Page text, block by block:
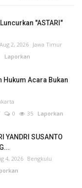
"ASTARI"
Aug 2, 2026 Jawa Timur
Laporkan
Hukum Acara Bukan
0 35 Laporkan
YANDRI SUSANTO
4, 2026 Bengkulu